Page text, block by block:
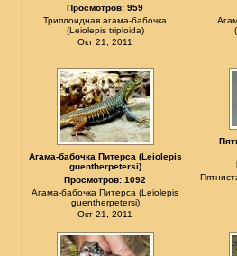
Просмотров: 959
Триплоидная агама-бабочка
(Leiolepis triploida)
Окт 21, 2011
Агама-бабочка Питерса (Leiolepis
guentherpetersi)
Просмотров: 1092
Агама-бабочка Питерса (Leiolepis
guentherpetersi)
Окт 21, 2011